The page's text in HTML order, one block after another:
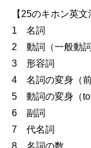
【25のキホン英文
1 名詞
2 動詞（一般動詞
3 形容詞
4 名詞の変身（前
5 動詞の変身（to
6 副詞
7 代名詞
8 名詞の数